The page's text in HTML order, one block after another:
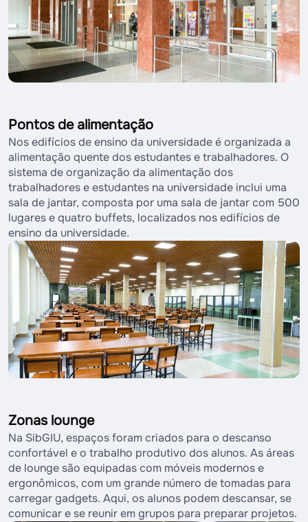
Pontos de alimentação
Nos edifícios de ensino da universidade é organizada a
alimentação quente dos estudantes e trabalhadores. O
sistema de organização da alimentação dos
trabalhadores e estudantes na universidade inclui uma
sala de jantar, composta por uma sala de jantar com 500
lugares e quatro buffets, localizados nos edifícios de
ensino da universidade.
Zonas lounge
Na SibGIU, espaços foram criados para o descanso
confortável e o trabalho produtivo dos alunos. As áreas
de lounge são equipadas com móveis modernos e
ergonômicos, com um grande número de tomadas para
carregar gadgets. Aqui, os alunos podem descansar, se
comunicar e se reunir em grupos para preparar projetos.